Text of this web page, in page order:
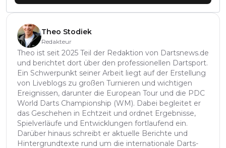
Theo Stodiek
Redakteur
Theo ist seit 2025 Teil der Redaktion von Dartsnews.de
und berichtet dort über den professionellen Dartsport.
Ein Schwerpunkt seiner Arbeit liegt auf der Erstellung
von Liveblogs zu großen Turnieren und wichtigen
Ereignissen, darunter die European Tour und die PDC
World Darts Championship (WM). Dabei begleitet er
das Geschehen in Echtzeit und ordnet Ergebnisse,
Spielverläufe und Entwicklungen fortlaufend ein.
Darüber hinaus schreibt er aktuelle Berichte und
Hintergrundtexte rund um die internationale Darts-